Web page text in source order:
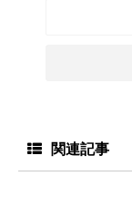
関連記事